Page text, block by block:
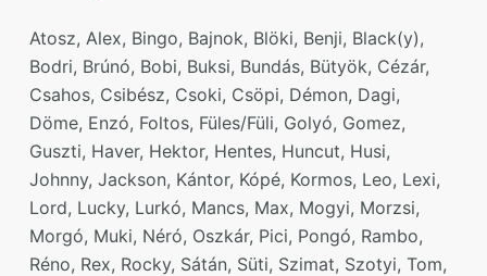
Atosz, Alex, Bingo, Bajnok, Blöki, Benji, Black(y),
Bodri, Brúnó, Bobi, Buksi, Bundás, Bütyök, Cézár,
Csahos, Csibész, Csoki, Csöpi, Démon, Dagi,
Döme, Enzó, Foltos, Füles/Füli, Golyó, Gomez,
Guszti, Haver, Hektor, Hentes, Huncut, Husi,
Johnny, Jackson, Kántor, Kópé, Kormos, Leo, Lexi,
Lord, Lucky, Lurkó, Mancs, Max, Mogyi, Morzsi,
Morgó, Muki, Néró, Oszkár, Pici, Pongó, Rambo,
Réno, Rex, Rocky, Sátán, Süti, Szimat, Szotyi, Tom,